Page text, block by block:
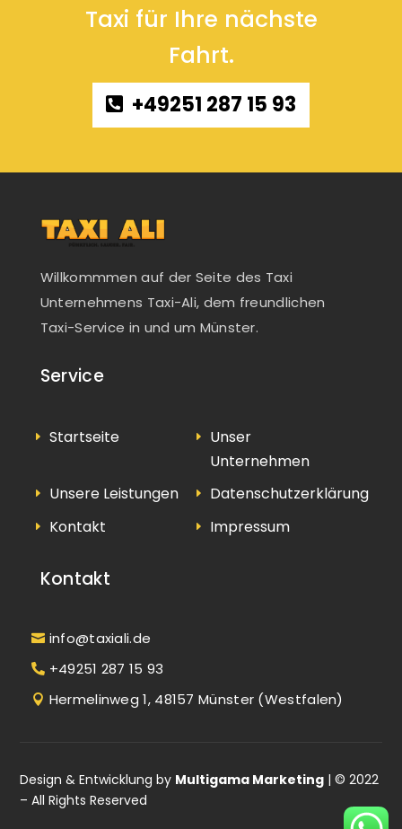
Taxi für Ihre nächste
Fahrt.
+49251 287 15 93
Willkommmen auf der Seite des Taxi
Unternehmens Taxi-Ali, dem freundlichen
Taxi-Service in und um Münster.
Service
Startseite
Unser
Unternehmen
Unsere Leistungen
Datenschutzerklärung
Kontakt
Impressum
Kontakt
info@taxiali.de
+49251 287 15 93
Hermelinweg 1, 48157 Münster (Westfalen)
Design & Entwicklung by Multigama Marketing | © 2022
– All Rights Reserved